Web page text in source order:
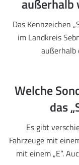
außerhalb
Das Kennzeichen
im Landkreis
außerhalb
Welche
das
Es gibt
Fahrzeuge mit
mit einem „E“.